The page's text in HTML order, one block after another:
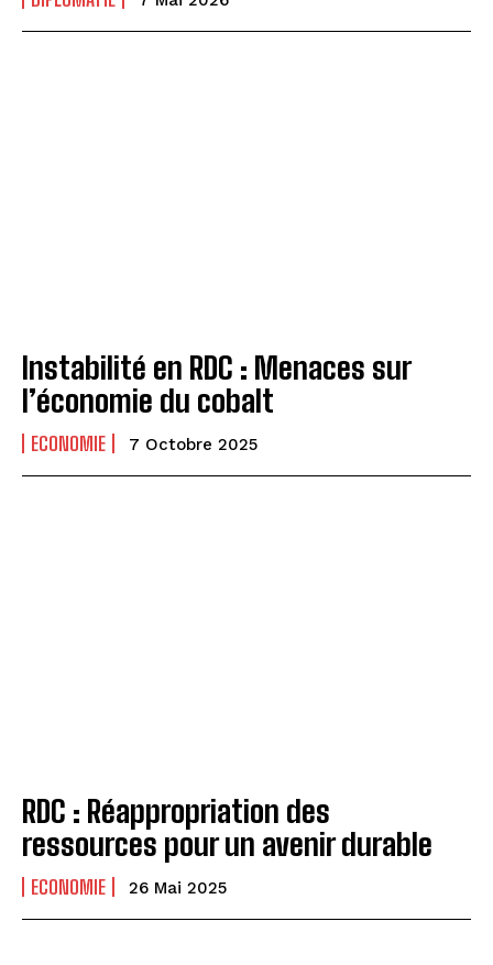
Instabilité en RDC : Menaces sur
l’économie du cobalt
ECONOMIE 7 Octobre 2025
RDC : Réappropriation des
ressources pour un avenir durable
ECONOMIE 26 Mai 2025